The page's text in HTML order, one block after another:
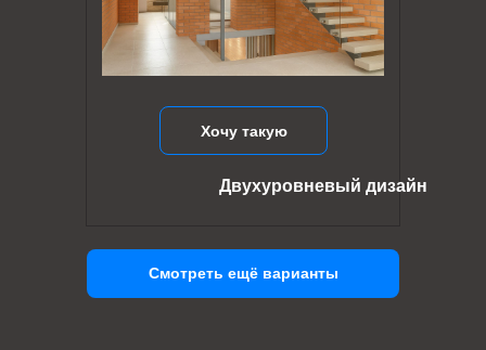
Хочу такую
Двухуровневый дизайн
Смотреть ещё варианты